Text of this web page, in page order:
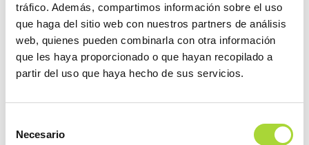
tráfico. Además, compartimos información sobre el uso
que haga del sitio web con nuestros partners de análisis
web, quienes pueden combinarla con otra información
que les haya proporcionado o que hayan recopilado a
partir del uso que haya hecho de sus servicios.
Necesario
debate que han girado en torno al potencial de estos
fármacos para el Sistema Nacional de Salud y su relación con
los profesionales de Farmacia Comunitaria, Industria
Farmacéutica, Farmacia de Atención Primaria y Farmacia
los medicamentos biológicos y biosimilares en nuestro